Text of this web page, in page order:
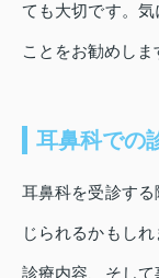
ても大切です。
ことをお勧めしま
耳鼻科での
耳鼻科を受診す
じられるかもし
診療内容、そし